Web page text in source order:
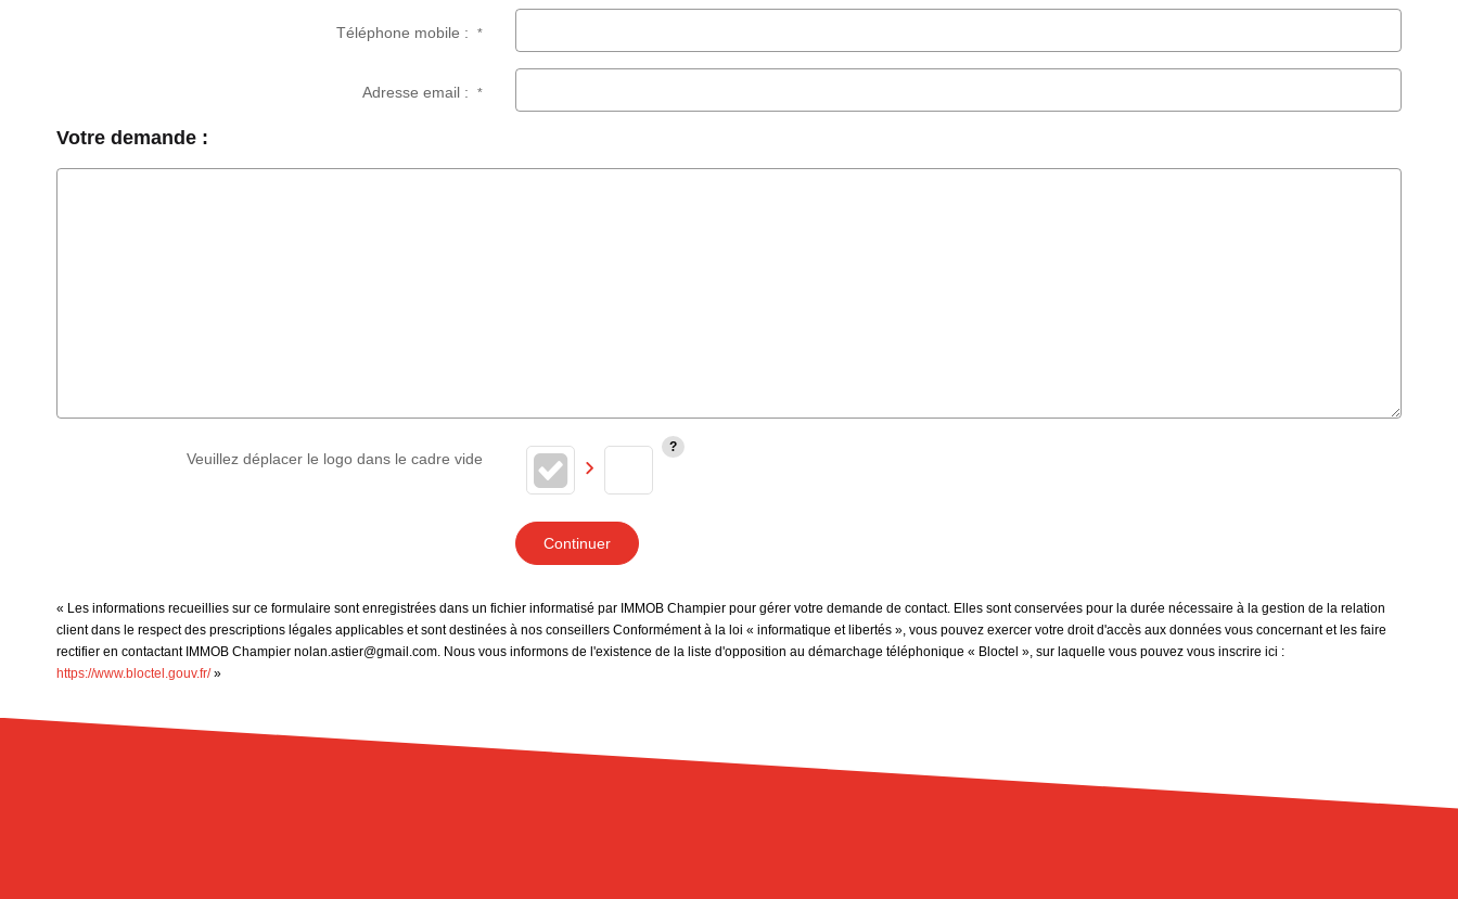
Téléphone mobile :*
Adresse email :*
Votre demande :
Veuillez déplacer le logo dans le cadre vide
Continuer
« Les informations recueillies sur ce formulaire sont enregistrées dans un fichier informatisé par IMMOB Champier pour gérer votre demande de contact. Elles sont conservées pour la durée nécessaire à la gestion de la relation
client dans le respect des prescriptions légales applicables et sont destinées à nos conseillers Conformément à la loi « informatique et libertés », vous pouvez exercer votre droit d'accès aux données vous concernant et les faire
rectifier en contactant IMMOB Champier nolan.astier@gmail.com. Nous vous informons de l'existence de la liste d'opposition au démarchage téléphonique « Bloctel », sur laquelle vous pouvez vous inscrire ici :
https://www.bloctel.gouv.fr/»